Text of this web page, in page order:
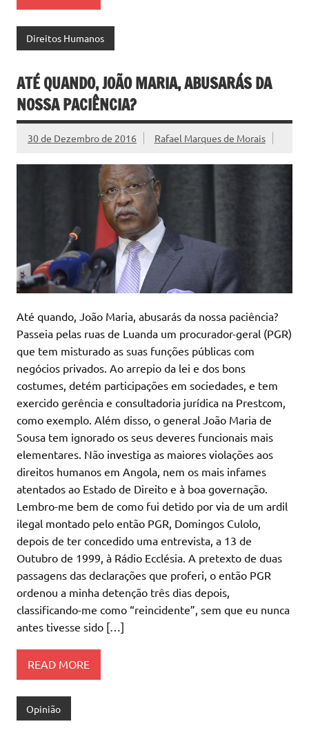
Direitos Humanos
ATÉ QUANDO, JOÃO MARIA, ABUSARÁS DA
NOSSA PACIÊNCIA?
30 de Dezembro de 2016 Rafael Marques de Morais
Até quando, João Maria, abusarás da nossa paciência?
Passeia pelas ruas de Luanda um procurador-geral (PGR)
que tem misturado as suas funções públicas com
negócios privados. Ao arrepio da lei e dos bons
costumes, detém participações em sociedades, e tem
exercido gerência e consultadoria jurídica na Prestcom,
como exemplo. Além disso, o general João Maria de
Sousa tem ignorado os seus deveres funcionais mais
elementares. Não investiga as maiores violações aos
direitos humanos em Angola, nem os mais infames
atentados ao Estado de Direito e à boa governação.
Lembro-me bem de como fui detido por via de um ardil
ilegal montado pelo então PGR, Domingos Culolo,
depois de ter concedido uma entrevista, a 13 de
Outubro de 1999, à Rádio Ecclésia. A pretexto de duas
passagens das declarações que proferi, o então PGR
ordenou a minha detenção três dias depois,
classificando-me como “reincidente”, sem que eu nunca
antes tivesse sido […]
READ MORE
Opinião